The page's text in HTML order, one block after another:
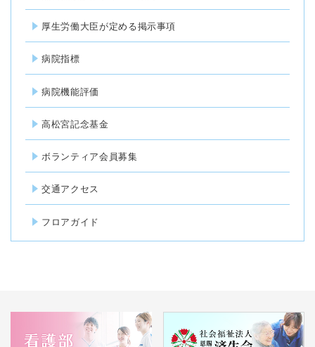
厚生労働大臣が定める掲示事項
病院指標
病院機能評価
高松宮記念基金
ボランティア会員募集
交通アクセス
フロアガイド